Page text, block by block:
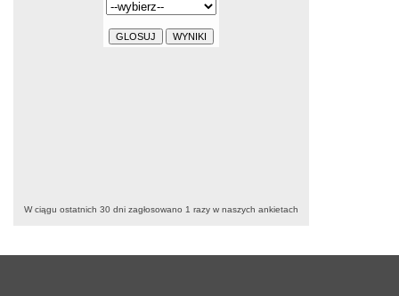
W ciągu ostatnich 30 dni zagłosowano 1 razy w naszych ankietach